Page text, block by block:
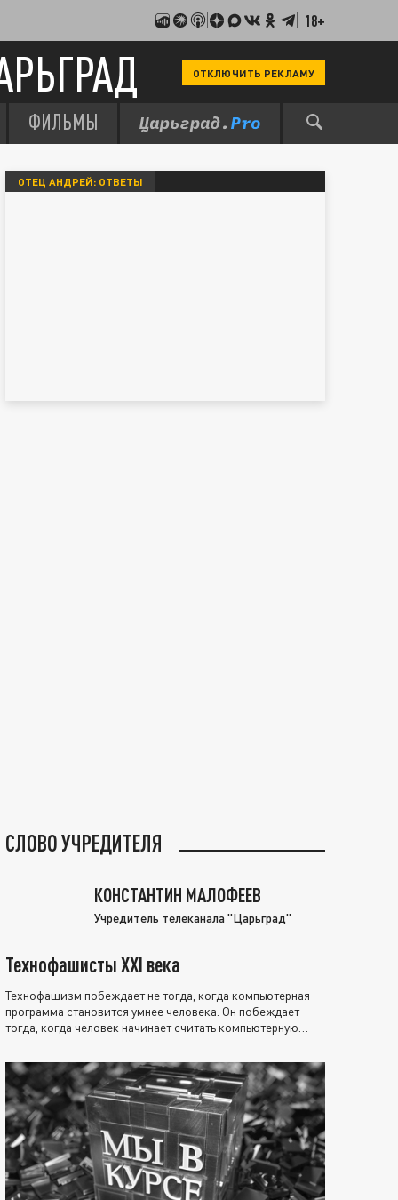
18+
ОТКЛЮЧИТЬ РЕКЛАМУ
ФИЛЬМЫ
ОТЕЦ АНДРЕЙ: ОТВЕТЫ
СЛОВО УЧРЕДИТЕЛЯ
КОНСТАНТИН МАЛОФЕЕВ
Учредитель телеканала "Царьград"
Технофашисты XXI века
Технофашизм побеждает не тогда, когда компьютерная
программа становится умнее человека. Он побеждает
тогда, когда человек начинает считать компьютерную